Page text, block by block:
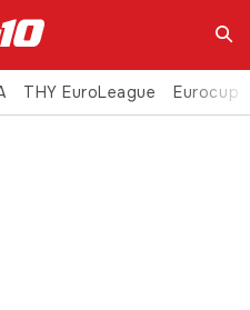
Ara
THY EuroLeague Eurocup